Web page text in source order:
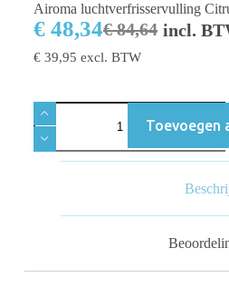
Airoma luchtverfrisservulling
€84,64
€48,34 incl.
€39,95 excl. BTW
Toevoegen